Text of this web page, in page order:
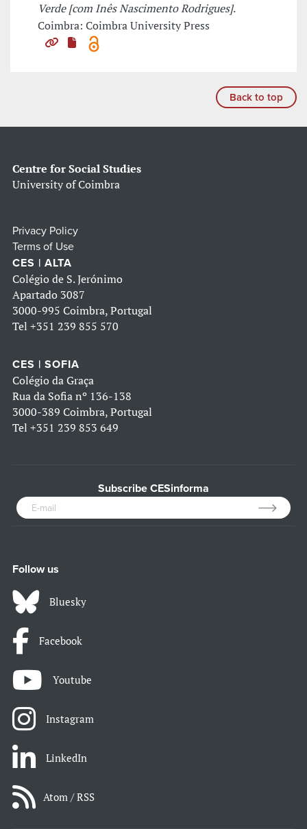
Verde [com Inês Nascimento Rodrigues].
Coimbra: Coimbra University Press
Back to top
Centre for Social Studies
University of Coimbra
Privacy Policy
Terms of Use
CES | ALTA
Colégio de S. Jerónimo
Apartado 3087
3000-995 Coimbra, Portugal
Tel +351 239 855 570
CES | SOFIA
Colégio da Graça
Rua da Sofia nº 136-138
3000-389 Coimbra, Portugal
Tel +351 239 853 649
Subscribe CESinforma
Follow us
Bluesky
Facebook
Youtube
Instagram
LinkedIn
Atom / RSS